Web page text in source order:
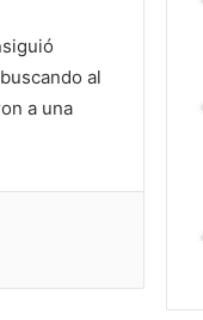
al
a una